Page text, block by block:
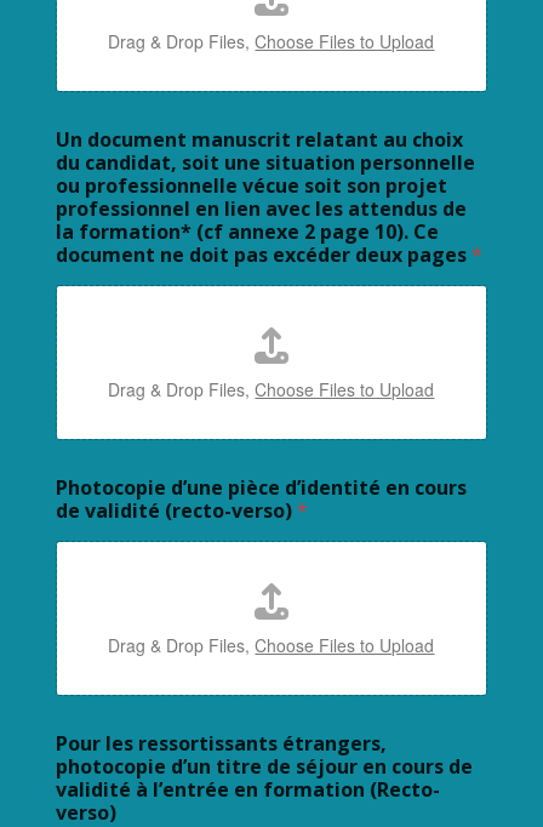
Drag & Drop Files,Choose Files to Upload
Un document manuscrit relatant au choix
du candidat, soit une situation personnelle
ou professionnelle vécue soit son projet
professionnel en lien avec les attendus de
la formation* (cf annexe 2 page 10). Ce
document ne doit pas excéder deux pages*
Drag & Drop Files,Choose Files to Upload
Photocopie d’une pièce d’identité en cours
de validité (recto-verso)*
Drag & Drop Files,Choose Files to Upload
Pour les ressortissants étrangers,
photocopie d’un titre de séjour en cours de
validité à l’entrée en formation (Recto-
verso)